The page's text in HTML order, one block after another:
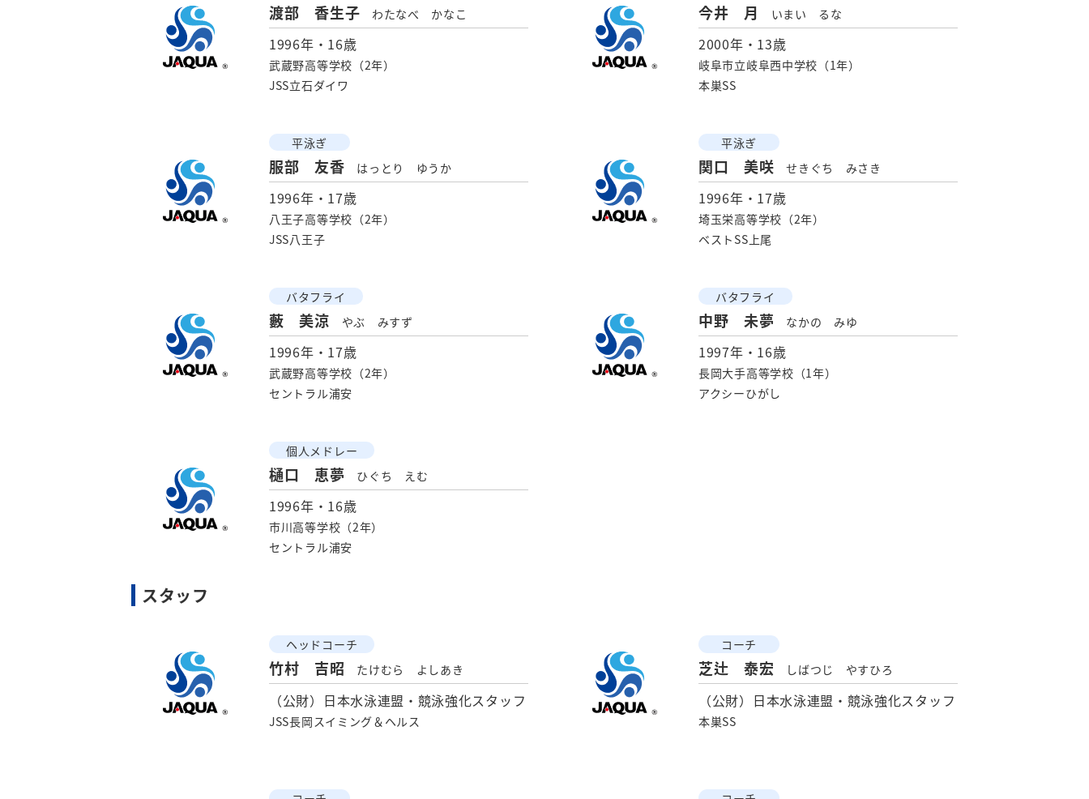
渡部 香生子 わたなべ かなこ
1996年・16歳
武蔵野高等学校（2年）
JSS立石ダイワ
今井 月 いまい るな
2000年・13歳
岐阜市立岐阜西中学校（1年）
本巣SS
平泳ぎ
服部 友香 はっとり ゆうか
1996年・17歳
八王子高等学校（2年）
JSS八王子
平泳ぎ
関口 美咲 せきぐち みさき
1996年・17歳
埼玉栄高等学校（2年）
ベストSS上尾
バタフライ
藪 美涼 やぶ みすず
1996年・17歳
武蔵野高等学校（2年）
セントラル浦安
バタフライ
中野 未夢 なかの みゆ
1997年・16歳
長岡大手高等学校（1年）
アクシーひがし
個人メドレー
樋口 恵夢 ひぐち えむ
1996年・16歳
市川高等学校（2年）
セントラル浦安
スタッフ
ヘッドコーチ
竹村 吉昭 たけむら よしあき
（公財）日本水泳連盟・競泳強化スタッフ
JSS長岡スイミング＆ヘルス
コーチ
芝辻 泰宏 しばつじ やすひろ
（公財）日本水泳連盟・競泳強化スタッフ
本巣SS